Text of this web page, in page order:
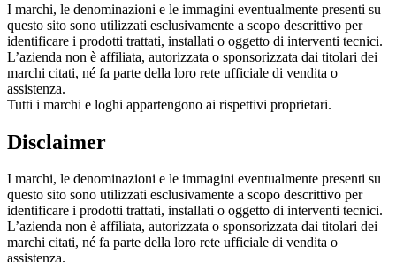
I marchi, le denominazioni e le immagini eventualmente presenti su
questo sito sono utilizzati esclusivamente a scopo descrittivo per
identificare i prodotti trattati, installati o oggetto di interventi tecnici.
L’azienda non è affiliata, autorizzata o sponsorizzata dai titolari dei
marchi citati, né fa parte della loro rete ufficiale di vendita o
assistenza.
Tutti i marchi e loghi appartengono ai rispettivi proprietari.
Disclaimer
I marchi, le denominazioni e le immagini eventualmente presenti su
questo sito sono utilizzati esclusivamente a scopo descrittivo per
identificare i prodotti trattati, installati o oggetto di interventi tecnici.
L’azienda non è affiliata, autorizzata o sponsorizzata dai titolari dei
marchi citati, né fa parte della loro rete ufficiale di vendita o
assistenza.